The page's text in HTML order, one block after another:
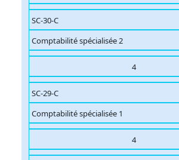
SC-30-C
Comptabilité spécialisée 2
4
SC-29-C
Comptabilité spécialisée 1
4